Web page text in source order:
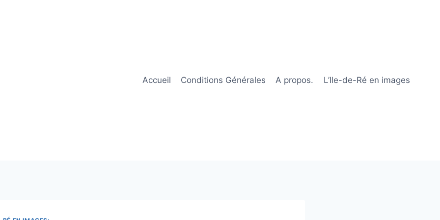
Accueil Conditions Générales A propos. L’Ile-de-Ré en images